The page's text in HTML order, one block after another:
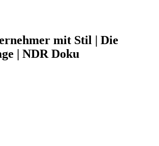
mit Stil | Die
| NDR Doku